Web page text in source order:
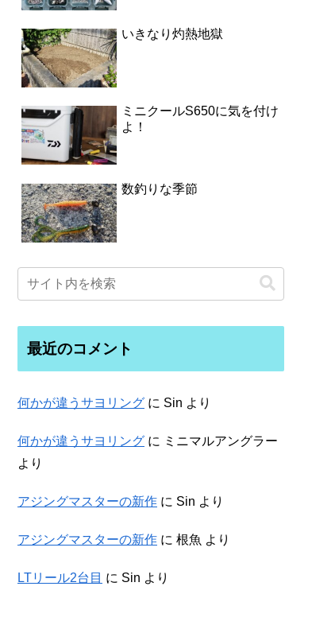
いきなり灼熱地獄
ミニクールS650に気を付け
よ！
数釣りな季節
最近のコメント
何かが違うサヨリング に Sin より
何かが違うサヨリング に ミニマルアングラー
より
アジングマスターの新作 に Sin より
アジングマスターの新作 に 根魚 より
LTリール2台目 に Sin より